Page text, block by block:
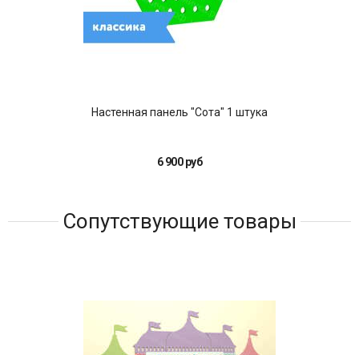
Настенная панель "Сота" 1 штука
6 900 руб
Сопутствующие товары